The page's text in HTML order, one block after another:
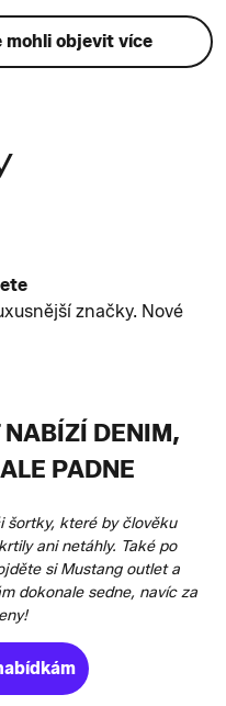
mohli objevit více
značky. Nové
NABÍZÍ DENIM,
PADNE
šortky, které by člověku
ani netáhly. Také po
si Mustang outlet a
dokonale sedne, navíc za